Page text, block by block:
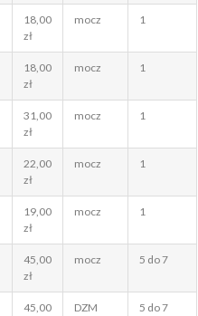
18,00
zł
mocz 1
18,00
zł
mocz 1
31,00
zł
mocz 1
22,00
zł
mocz 1
19,00
zł
mocz 1
45,00
zł
mocz 5 do 7
45,00
DZM 5 do 7